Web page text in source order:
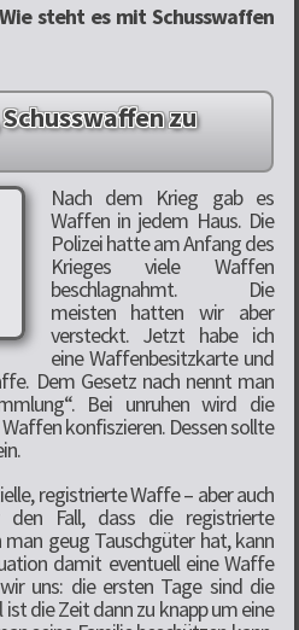
steht es mit Schusswaffen
zu
Nach dem Krieg gab es
Waffen in jedem Haus. Die
Polizei hatte am Anfang des
Krieges viele Waffen
beschlagnahmt. Die
meisten hatten wir aber
versteckt. Jetzt habe ich
eine Waffenbesitzkarte und
Dem Gesetz nach nennt man
Bei unruhen wird die
konfiszieren. Dessen sollte
registrierte Waffe – aber auch
Fall, dass die registrierte
geug Tauschgüter hat, kann
damit eventuell eine Waffe
uns: die ersten Tage sind die
die Zeit dann zu knapp um eine